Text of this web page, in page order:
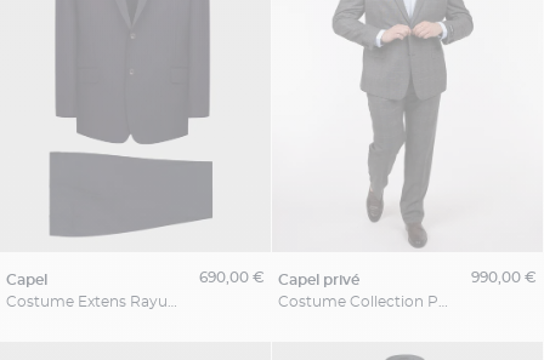
capel
690,00 €
capel privé
990,00 €